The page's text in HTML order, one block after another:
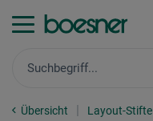
Übersicht Layout-Stifte